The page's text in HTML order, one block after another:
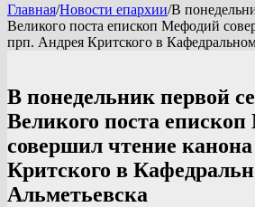
Главная/Новости епархии/В
Великого поста епископ Мефодий
прп. Андрея Критского в
В понедельник первой
Великого поста
совершил чтение
Критского в
Альметьевска